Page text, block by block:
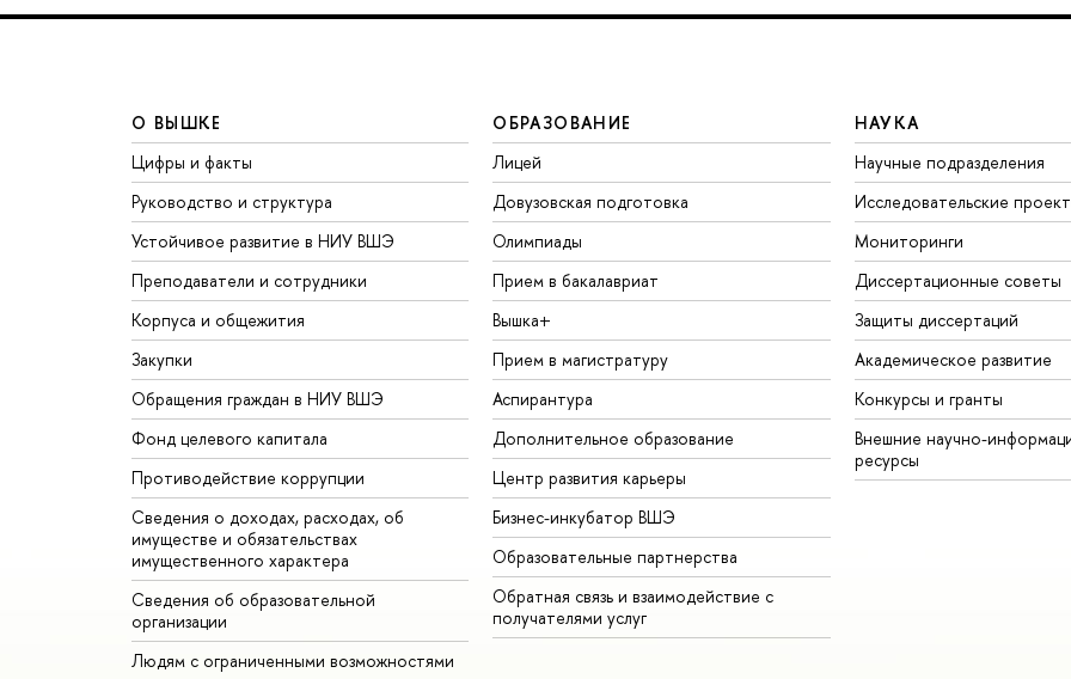
О ВЫШКЕ
Цифры и факты
Руководство и структура
Устойчивое развитие в НИУ ВШЭ
Преподаватели и сотрудники
Корпуса и общежития
Закупки
Обращения граждан в НИУ ВШЭ
Фонд целевого капитала
Противодействие коррупции
Сведения о доходах, расходах, об
имуществе и обязательствах
имущественного характера
Сведения об образовательной
организации
Людям с ограниченными возможностями
ОБРАЗОВАНИЕ
Лицей
Довузовская подготовка
Олимпиады
Прием в бакалавриат
Вышка+
Прием в магистратуру
Аспирантура
Дополнительное образование
Центр развития карьеры
Бизнес-инкубатор ВШЭ
Образовательные партнерства
Обратная связь и взаимодействие с
получателями услуг
НАУКА
Научные подразделения
Исследовательские
Мониторинги
Диссертационные советы
Защиты диссертаций
Академическое развитие
Конкурсы и гранты
Внешние научно-
ресурсы